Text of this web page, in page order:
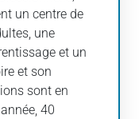
un centre de
une
et un
et son
sont en
40